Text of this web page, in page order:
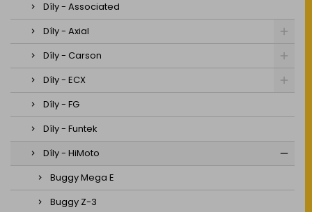
Díly - Associated
Díly - Axial
Díly - Carson
Díly - ECX
Díly - FG
Díly - Funtek
Díly - HiMoto
Buggy Mega E
Buggy Z-3